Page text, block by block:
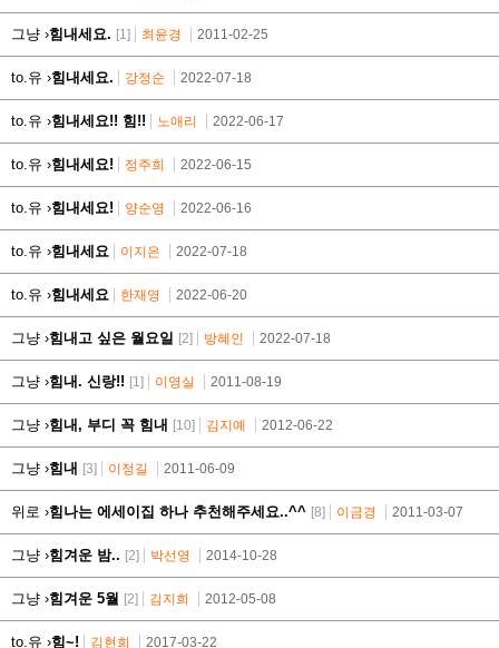
그냥 ›힘내세요. [1] 최윤경 2011-02-25
to.유 ›힘내세요. 강정순 2022-07-18
to.유 ›힘내세요!! 힘!! 노애리 2022-06-17
to.유 ›힘내세요! 정주희 2022-06-15
to.유 ›힘내세요! 양순영 2022-06-16
to.유 ›힘내세요 이지은 2022-07-18
to.유 ›힘내세요 한재영 2022-06-20
그냥 ›힘내고 싶은 월요일 [2] 방혜인 2022-07-18
그냥 ›힘내. 신랑!! [1] 이영실 2011-08-19
그냥 ›힘내, 부디 꼭 힘내 [10] 김지예 2012-06-22
그냥 ›힘내 [3] 이정길 2011-06-09
위로 ›힘나는 에세이집 하나 추천해주세요..^^ [8] 이금경 2011-03-07
그냥 ›힘겨운 밤.. [2] 박선영 2014-10-28
그냥 ›힘겨운 5월 [2] 김지희 2012-05-08
to.유 ›힘~! 김현희 2017-03-22